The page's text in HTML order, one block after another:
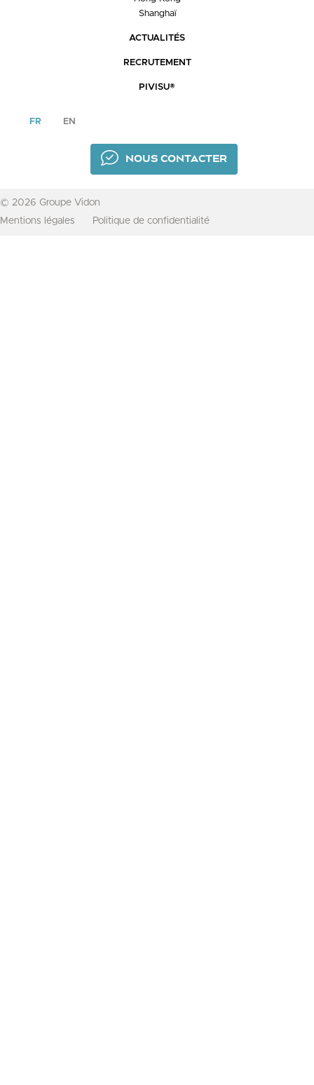
Shanghaï
ACTUALITÉS
RECRUTEMENT
PIVISU®
FR EN
NOUS CONTACTER
© 2026 Groupe Vidon
Mentions légales
Politique de confidentialité